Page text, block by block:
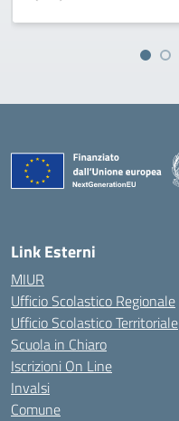
Link Esterni
MIUR
Ufficio Scolastico Regionale
Ufficio Scolastico Territoriale
Scuola in Chiaro
Iscrizioni On Line
Invalsi
Comune